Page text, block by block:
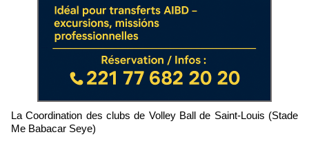
La Coordination des clubs de Volley Ball de Saint-Louis (Stade
Me Babacar Seye)